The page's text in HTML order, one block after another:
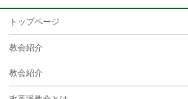
トップページ
教会紹介
教会紹介